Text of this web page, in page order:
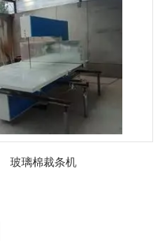
玻璃棉裁条机